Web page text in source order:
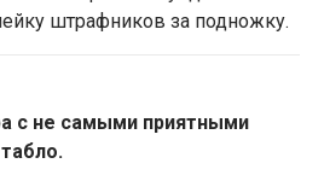
штрафников за подножку.
с не самыми приятными